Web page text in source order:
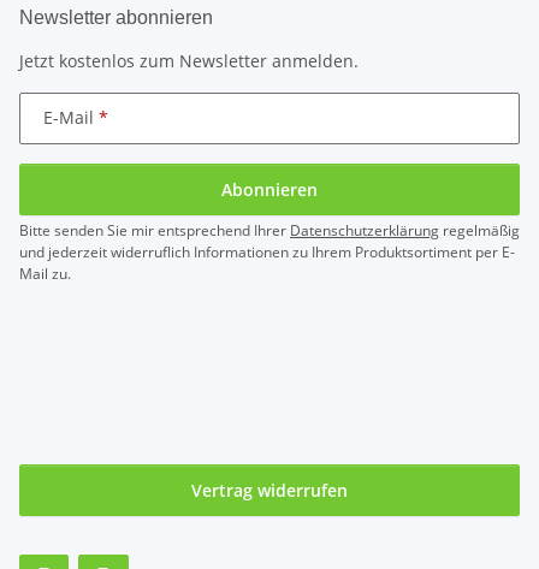
Newsletter abonnieren
Jetzt kostenlos zum Newsletter anmelden.
E-Mail
Abonnieren
Bitte senden Sie mir entsprechend Ihrer Datenschutzerklärung regelmäßig
und jederzeit widerruflich Informationen zu Ihrem Produktsortiment per E-
Mail zu.
Vertrag widerrufen